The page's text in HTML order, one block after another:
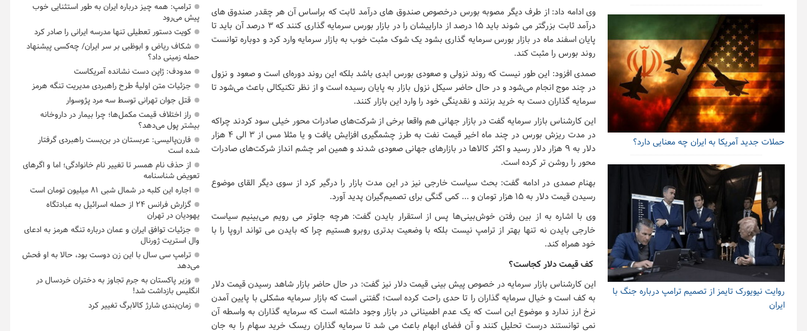
وی ادامه داد: از طرف دیگر مصوبه بورس درخصوص صندوق های درآمد ثابت که براساس آن هر چقدر صندوق های
درآمد ثابت بزرگتر می شوند باید ۱۵ درصد از داراییشان را در بازار بورس سرمایه گذاری کنند که ۳ درصد آن باید تا
پایان اسفند ماه در بازار بورس سرمایه گذاری بشود یک شوک مثبت خوب به بازار سرمایه وارد کرد و دوباره توانست
روند بورس را مثبت کند.
صمدی افزود: این طور نیست که روند نزولی و صعودی بورس ابدی باشد بلکه این روند دوره‌ای است و صعود و نزول
در چند موج انجام می‌شود و در حال حاضر سیکل نزول بازار به پایان رسیده است و از نظر تکنیکالی باعث می‌شود تا
سرمایه گذاران دست به خرید بزنند و نقدینگی خود را وارد این بازار کنند.
این کارشناس بازار سرمایه گفت در بازار جهانی هم واقعا برخی از شرکت‌های صادرات محور خیلی سود کردند چراکه
در مدت ریزش بورس در چند ماه اخیر قیمت نفت به طرز چشمگیری افزایش یافت و یا مثلا مس از ۳ الی ۴ هزار
دلار به ۹ هزار دلار رسید و اکثر کالاها در بازارهای جهانی صعودی شدند و همین امر چشم انداز شرکت‌های صادرات
محور را روشن تر کرده است.
بهنام صمدی در ادامه گفت: بحث سیاست خارجی نیز در این مدت بازار را درگیر کرد از سوی دیگر القای موضوع
رسیدن قیمت دلار به 15 هزار تومان و ... کمی گنگی برای تصمیم‌گیران پدید آورد.
وی با اشاره به از بین رفتن خوش‌بینی‌ها پس از استقرار بایدن گفت: هرچه جلوتر می رویم می‌بینیم سیاست
خارجی بایدن نه تنها بهتر از ترامپ نیست بلکه با وضعیت بدتری روبرو هستیم چرا که بایدن می تواند اروپا را با
خود همراه کند.
کف قیمت دلار کجاست؟
این کارشناس بازار سرمایه در خصوص پیش بینی قیمت دلار نیز گفت: در حال حاضر بازار شاهد رسیدن قیمت دلار
به کف است و خیال سرمایه گذاران را تا حدی راحت کرده است؛ گفتنی است که بازار سرمایه مشکلی با پایین آمدن
نرخ ارز ندارد و موضوع این است که یک عدم اطمینانی در بازار وجود داشته است که سرمایه گذاران به واسطه آن
نمی توانستند درست تحلیل کنند و آن فضای ابهام باعث می شد تا سرمایه گذاران ریسک خرید سهام را به جان
حملات جدید آمریکا به ایران چه معنایی دارد؟
روایت نیویورک تایمز از تصمیم ترامپ درباره جنگ با
ایران
ترامپ: همه چیز درباره ایران به طور استثنایی خوب
پیش می‌رود
کویت دستور تعطیلی تنها مدرسه ایرانی را صادر کرد
شکاف ریاض و ابوظبی بر سر ایران/ چه‌کسی پیشنهاد
حمله زمینی داد؟
مدودف: ژاپن دست نشانده آمریکاست
جزئیات متن اولیۀ طرح راهبردی مدیریت تنگه هرمز
قتل جوان تهرانی توسط سه مرد پژوسوار
راز اختلاف قیمت مکمل‌ها؛ چرا بیمار در داروخانه
بیشتر پول می‌دهد؟
فارن‌پالیسی: عربستان در بن‌بست راهبردی گرفتار
شده است
از حذف نام همسر تا تغییر نام خانوادگی؛ اما و اگرهای
تعویض شناسنامه
اجاره این کلبه در شمال شبی ۸۱ میلیون تومان است
گزارش فرانس ۲۴ از حمله اسرائیل به عبادتگاه
یهودیان در تهران
جزئیات توافق ایران و عمان درباره تنگه هرمز به ادعای
وال استریت ژورنال
ترامپ سی سال با این زن دوست بود، حالا به او فحش
می‌دهد
وزیر پاکستان به جرم تجاوز به دختران خردسال در
انگلیس بازداشت شد!
زمان‌بندی شارژ کالابرگ تغییر کرد